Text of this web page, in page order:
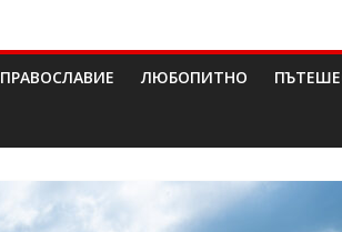
ПРАВОСЛАВИЕ ЛЮБОПИТНО